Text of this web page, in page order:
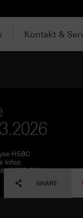
Kontakt &
HSBC
Infos:
6057xFYbL
SHARE